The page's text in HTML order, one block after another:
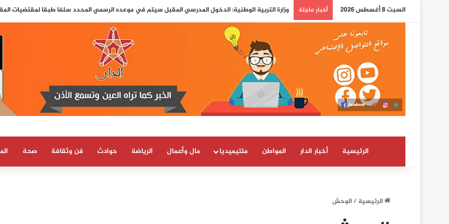
السبت 8 أغسطس 2026 أخبار عاجلة وزارة التربية الوطنية: الدخول المدرسي المقبل سیتم في موعده الرسمي المحدد سلفا طبقا لمقتضیات المقرر
الرئيسية أخبار الدار المواطن ملتيميديا مال وأعمال الرياضة حوادث فن وثقافة صحة
الرئيسية/الوحش